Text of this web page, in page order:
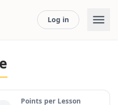
Log in
Points per Lesson